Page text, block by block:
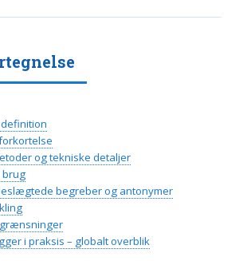
og tekniske detaljer
brug
begreber og antonymer
i praksis – globalt overblik